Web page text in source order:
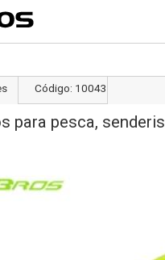
Código: 10043
para pesca,